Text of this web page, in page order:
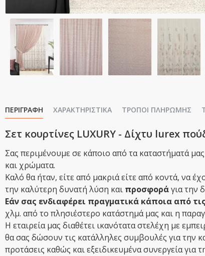
ΠΕΡΙΓΡΑΦΉ ΧΑΡΑΚΤΗΡΙΣΤΙΚΆ ΤΡΌΠΟΙ ΠΛΗΡΩΜΉΣ
Σετ κουρτίνες LUXURY - Δίχτυ lurex
Σας περιμένουμε σε κάποιο από τα καταστήματά
και χρώματα.
Καλό θα ήταν, είτε από μακριά είτε από κοντά, να
την καλύτερη δυνατή λύση και προσφοράγια την
Εάν σας ενδιαφέρει πραγματικά κάποια από
χλμ. από το πλησιέστερο κατάστημά μας και η
Η εταιρεία μας διαθέτει ικανότατα στελέχη με
θα σας δώσουν τις κατάλληλες συμβουλές για την
προτάσεις καθώς και εξειδικευμένα συνεργεία